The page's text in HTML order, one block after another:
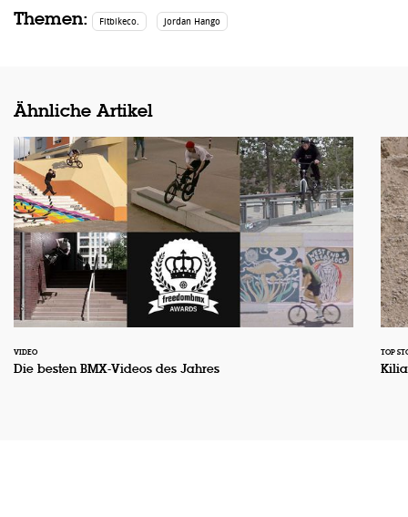
Themen: Fitbikeco. Jordan Hango
Ähnliche Artikel
VIDEO
Die besten BMX-Videos des Jahres
TOP